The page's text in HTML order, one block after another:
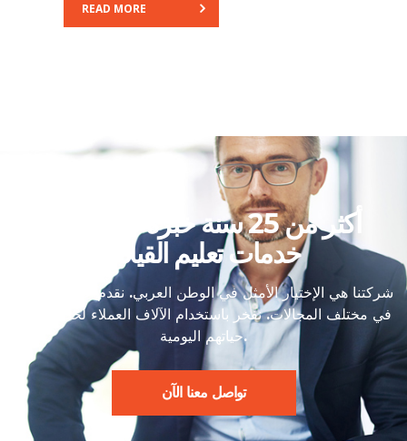
READ MORE
أكثر من 25 سنة خبرة في مجال
خدمات تعليم القيادة
شركتنا هي الإختيار الأمثل في الوطن العربي. نقدم خدمات راقية
في مختلف المجالات. نفخر باستخدام الآلاف العملاء لخدماتنا في
حياتهم اليومية.
تواصل معنا الآن